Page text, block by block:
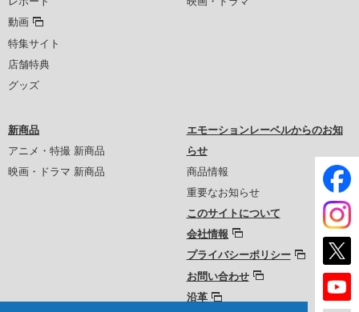
動画
特集サイト
店舗特典
グッズ
新商品
アニメ・特撮 新商品
映画・ドラマ 新商品
エモーションレーベルからのお知
らせ
商品情報
重要なお知らせ
このサイトについて
会社情報
プライバシーポリシー
お問い合わせ
沿革